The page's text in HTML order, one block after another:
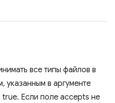
все типы файлов в
указанным в аргументе
Если поле accepts не